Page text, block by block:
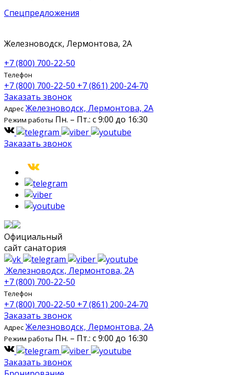
Спецпредложения
Железноводск, Лермонтова, 2А
+7 (800) 700-22-50
Телефон
+7 (800) 700-22-50 +7 (861) 200-24-70
Заказать звонок
Адрес Железноводск, Лермонтова, 2А
Режим работы Пн. – Пт.: с 9:00 до 16:30
Заказать звонок
Официальный
сайт санатория
Железноводск, Лермонтова, 2А
+7 (800) 700-22-50
Телефон
+7 (800) 700-22-50 +7 (861) 200-24-70
Заказать звонок
Адрес Железноводск, Лермонтова, 2А
Режим работы Пн. – Пт.: с 9:00 до 16:30
Заказать звонок